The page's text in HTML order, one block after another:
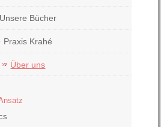
Unsere Bücher
Praxis Krahé
Über uns